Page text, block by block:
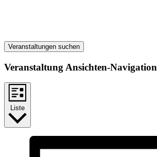
Veranstaltungen suchen
Veranstaltung Ansichten-Navigation
Liste